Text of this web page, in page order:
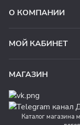
О КОМПАНИИ
МОЙ КАБИНЕТ
МАГАЗИН
Каталог магазина